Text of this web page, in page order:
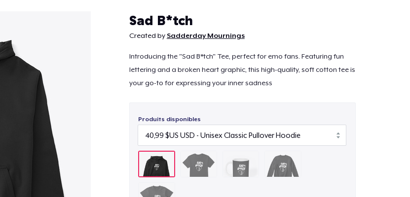
Sad B*tch
Created bySadderday Mournings
Introducing the "Sad B*tch" Tee, perfect for emo fans. Featuring fun
lettering and a broken heart graphic, this high-quality, soft cotton tee is
your go-to for expressing your inner sadness
Produits disponibles